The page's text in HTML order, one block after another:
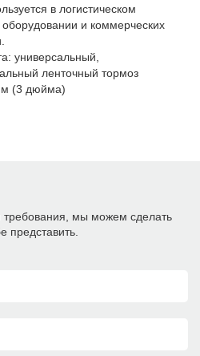
в логистическом
оборудовании и коммерческих
универсальный,
ленточный тормоз
(3 дюйма)
мы можем сделать